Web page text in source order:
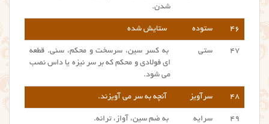
شدن.
۴۶ ستوده ستایش شده
۴۷ ستی
به کسر سین، سرسخت و محکم، سنی. قطعه
ای فولادی و محکم که بر سر نیزه یا داس نصب
می شود.
۴۸ سرآویز آنچه به سر می آویزند.
۴۹ سرایه به ضم سین، آواز، ترانه.